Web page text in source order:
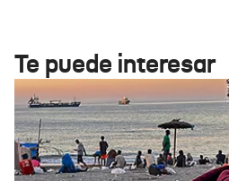
Te puede interesar